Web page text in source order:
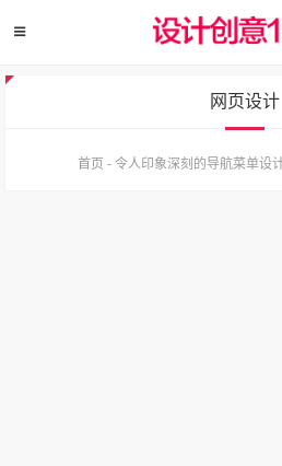
网页设计
首页 - 令人印象深刻的导航菜单设